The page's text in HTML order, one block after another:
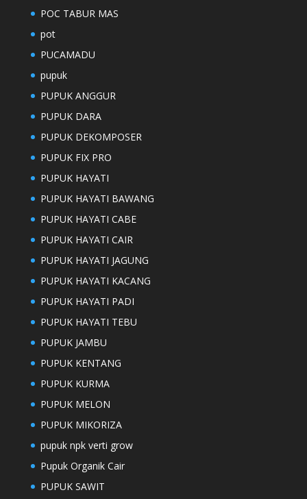
POC TABUR MAS
pot
PUCAMADU
pupuk
PUPUK ANGGUR
PUPUK DARA
PUPUK DEKOMPOSER
PUPUK FIX PRO
PUPUK HAYATI
PUPUK HAYATI BAWANG
PUPUK HAYATI CABE
PUPUK HAYATI CAIR
PUPUK HAYATI JAGUNG
PUPUK HAYATI KACANG
PUPUK HAYATI PADI
PUPUK HAYATI TEBU
PUPUK JAMBU
PUPUK KENTANG
PUPUK KURMA
PUPUK MELON
PUPUK MIKORIZA
pupuk npk verti grow
Pupuk Organik Cair
PUPUK SAWIT